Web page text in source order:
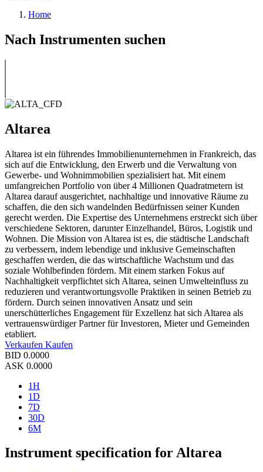
Home
Nach Instrumenten suchen
Altarea
Altarea ist ein führendes Immobilienunternehmen in Frankreich, das
sich auf die Entwicklung, den Erwerb und die Verwaltung von
Gewerbe- und Wohnimmobilien spezialisiert hat. Mit einem
umfangreichen Portfolio von über 4 Millionen Quadratmetern ist
Altarea darauf ausgerichtet, nachhaltige und innovative Räume zu
schaffen, die den sich wandelnden Bedürfnissen seiner Kunden
gerecht werden. Die Expertise des Unternehmens erstreckt sich über
verschiedene Sektoren, darunter Einzelhandel, Büros, Logistik und
Wohnen. Die Mission von Altarea ist es, die städtische Landschaft
zu verbessern, indem lebendige und inklusive Gemeinschaften
geschaffen werden, die das wirtschaftliche Wachstum und das
soziale Wohlbefinden fördern. Mit einem starken Fokus auf
Nachhaltigkeit verpflichtet sich Altarea, seinen Umwelteinfluss zu
reduzieren und verantwortungsvolle Praktiken in seinen Betrieb zu
fördern. Durch seinen innovativen Ansatz und sein
unerschütterliches Engagement für Exzellenz hat sich Altarea als
vertrauenswürdiger Partner für Investoren, Mieter und Gemeinden
etabliert.
Verkaufen Kaufen
BID 0.0000
ASK 0.0000
1H
1D
7D
30D
6M
Instrument specification for Altarea